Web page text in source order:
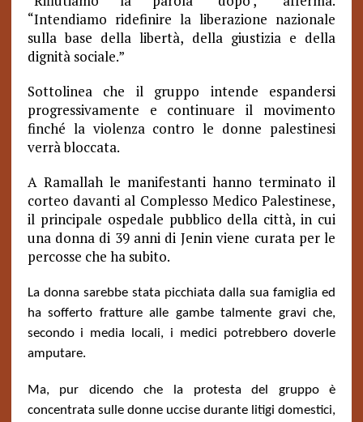
“Intendiamo ridefinire la liberazione nazionale
sulla base della libertà, della giustizia e della
dignità sociale.”
Sottolinea che il gruppo intende espandersi
progressivamente e continuare il movimento
finché la violenza contro le donne palestinesi
verrà bloccata.
A Ramallah le manifestanti hanno terminato il
corteo davanti al Complesso Medico Palestinese,
il principale ospedale pubblico della città, in cui
una donna di 39 anni di Jenin viene curata per le
percosse che ha subito.
La donna sarebbe stata picchiata dalla sua famiglia ed
ha sofferto fratture alle gambe talmente gravi che,
secondo i media locali, i medici potrebbero doverle
amputare.
Ma, pur dicendo che la protesta del gruppo è
concentrata sulle donne uccise durante litigi domestici,